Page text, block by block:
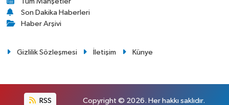
Son Dakika Haberleri
Haber Arşivi
Gizlilik Sözleşmesi İletişim Künye
RSS Copyright © 2026. Her hakkı saklıdır.